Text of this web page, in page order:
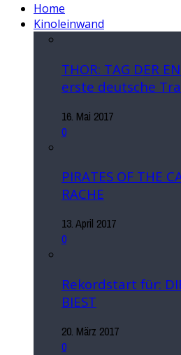
Home
Kinoleinwand
THOR: TAG DER
erste deutsche
16. Mai 2017
0
PIRATES OF THE
RACHE
13. April 2017
0
Rekordstart für:
BIEST
20. März 2017
0